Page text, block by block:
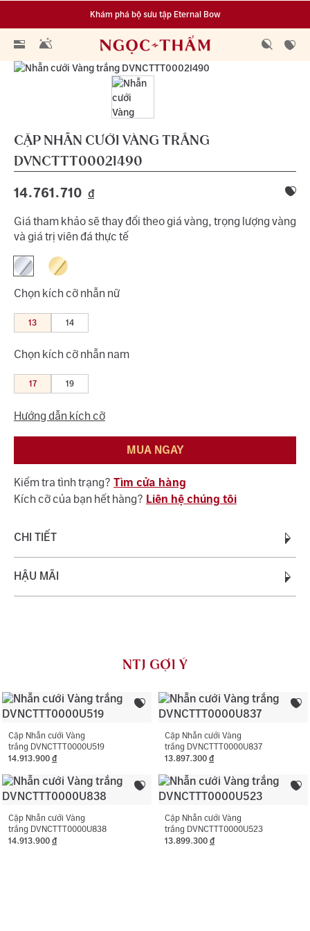
Khám phá bộ sưu tập Eternal Bow
Đa dạng lựa chọn tích luỹ từ 0.1 chỉ vàng 999.9
CẶP NHẪN CƯỚI VÀNG TRẮNG
DVNCTTT0002I490
14.761.710 đ
Giá tham khảo sẽ thay đổi theo giá vàng, trọng lượng vàng
và giá trị viên đá thực tế
Chọn kích cỡ nhẫn nữ
13 14
Chọn kích cỡ nhẫn nam
17 19
Hướng dẫn kích cỡ
MUA NGAY
Kiểm tra tình trạng? Tìm cửa hàng
Kích cỡ của bạn hết hàng? Liên hệ chúng tôi
CHI TIẾT
Chất liệu:
Cubic Zirconia
Hình dạng đá phụ:
Hình tròn
HẬU MÃI
NTJ có chính sách bảo hành miễn phí 06 tháng như đính
phép, chỉ áp dụng với trường hợp không phát sinh thêm
vàng.
NTJ GỢI Ý
Cặp Nhẫn cưới Vàng
trắng DVNCTTT0000U519
14.913.900 đ
Cặp Nhẫn cưới Vàng
trắng DVNCTTT0000U837
13.897.300 đ
Cặp Nhẫn cưới Vàng
trắng DVNCTTT0000U838
14.913.900 đ
Cặp Nhẫn cưới Vàng
trắng DVNCTTT0000U523
13.899.300 đ